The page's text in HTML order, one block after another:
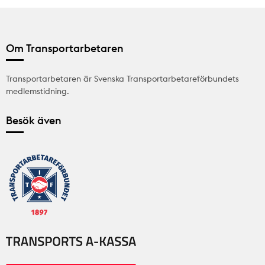
Om Transportarbetaren
Transportarbetaren är Svenska Transportarbetareförbundets
medlemstidning.
Besök även